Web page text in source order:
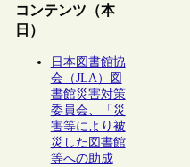
コンテンツ（本
日）
日本図書館協
会（JLA）図
書館災害対策
委員会、「災
害等により被
災した図書館
等への助成